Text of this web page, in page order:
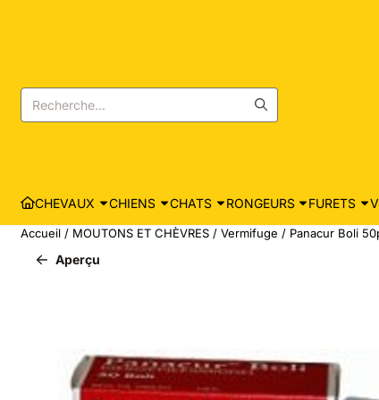
Rechercher
CHEVAUX CHIENS CHATS RONGEURS FURETS
Accueil / MOUTONS ET CHÈVRES / Vermifuge / Panacur Boli
Aperçu